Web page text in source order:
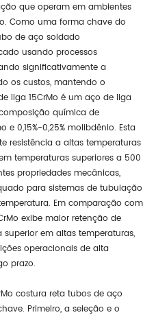
que operam em ambientes
Como uma forma chave do
de aço soldado
usando processos
significativamente a
os custos, mantendo o
liga 15CrMo é um aço de liga
química de
e 0,15%-0,25% molibdênio. Esta
resistência a altas temperaturas
temperaturas superiores a 500
propriedades mecânicas,
para sistemas de tubulação
Em comparação com
exibe maior retenção de
em altas temperaturas,
operacionais de alta
prazo.
costura reta tubos de aço
Primeiro, a seleção e o